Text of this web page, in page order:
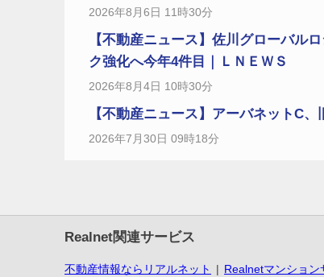
2026年8月6日 11時30分
【不動産ニュース】佐川グローバル
ク強化へ今年4件目｜ＬＮＥＷＳ
2026年8月4日 10時30分
【不動産ニュース】アーバネットC
2026年7月30日 09時18分
Realnet関連サービス
不動産情報ならリアルネット Realnetマンション